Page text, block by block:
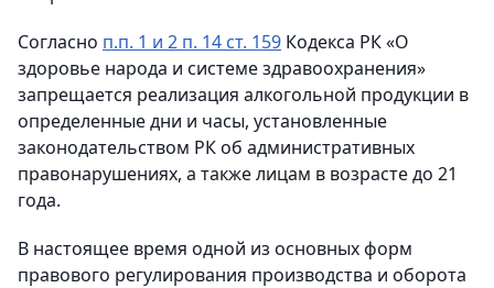
Согласно п.п. 1 и 2 п. 14 ст. 159 Кодекса РК «О
здоровье народа и системе здравоохранения»
запрещается реализация алкогольной продукции в
определенные дни и часы, установленные
законодательством РК об административных
правонарушениях, а также лицам в возрасте до 21
года.
В настоящее время одной из основных форм
правового регулирования производства и оборота